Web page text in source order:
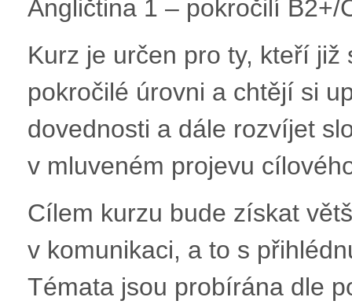
Angličtina 1 – pokročilí
Kurz je určen pro ty, kteří
pokročilé úrovni a chtějí si
dovednosti a dále rozvíjet
v mluveném projevu
Cílem kurzu bude získat
v komunikaci, a to s
Témata jsou probírána dle